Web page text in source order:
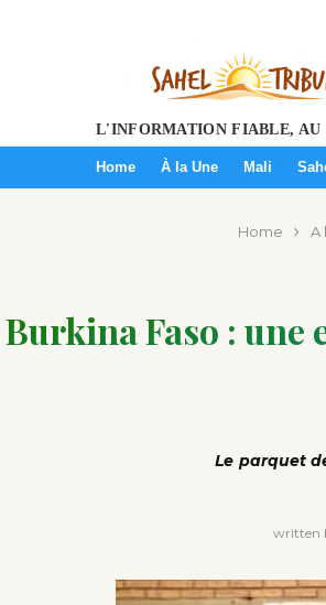
L'INFORMATION FIABLE,
Home À la Une Mali
Home A
Burkina Faso : une
Le parquet
written